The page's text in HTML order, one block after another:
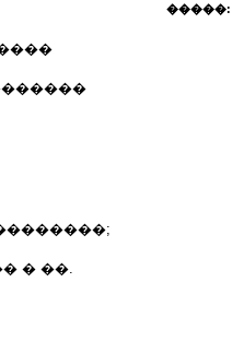
� ��.
�����: